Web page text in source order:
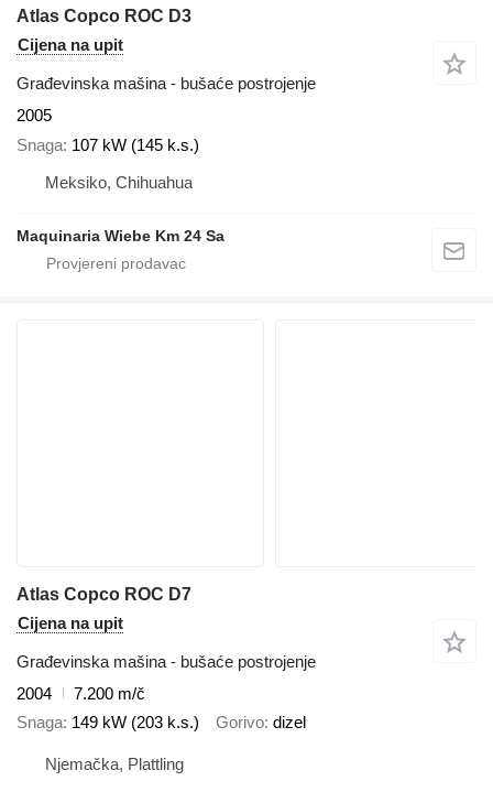
Atlas Copco ROC D3
Cijena na upit
Građevinska mašina - bušaće postrojenje
2005
Snaga 107 kW (145 k.s.)
Meksiko, Chihuahua
Maquinaria Wiebe Km 24 Sa
Atlas Copco ROC D7
Cijena na upit
Građevinska mašina - bušaće postrojenje
2004
7.200 m/č
Snaga 149 kW (203 k.s.) Gorivo dizel
Njemačka, Plattling